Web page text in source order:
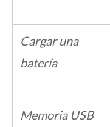
Cargar una
batería
Memoria USB